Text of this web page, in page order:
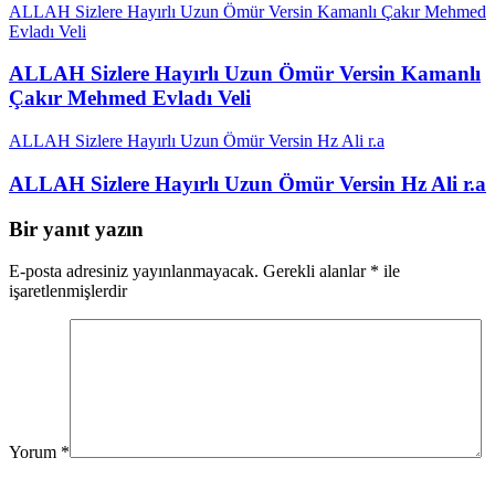
ALLAH Sizlere Hayırlı Uzun Ömür Versin Kamanlı Çakır Mehmed
Evladı Veli
ALLAH Sizlere Hayırlı Uzun Ömür Versin Kamanlı
Çakır Mehmed Evladı Veli
ALLAH Sizlere Hayırlı Uzun Ömür Versin Hz Ali r.a
ALLAH Sizlere Hayırlı Uzun Ömür Versin Hz Ali r.a
Bir yanıt yazın
E-posta adresiniz yayınlanmayacak. Gerekli alanlar * ile
işaretlenmişlerdir
Yorum *